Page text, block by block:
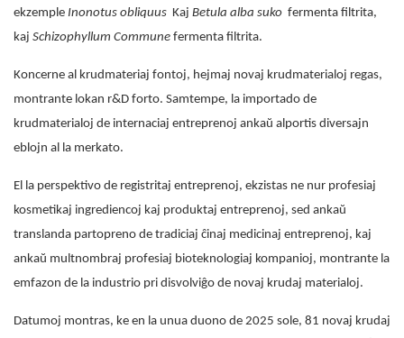
ekzemple Inonotus obliquus Kaj Betula alba suko fermenta filtrita,
kaj Schizophyllum Commune fermenta filtrita.
Koncerne al krudmateriaj fontoj, hejmaj novaj krudmaterialoj regas,
montrante lokan r&D forto. Samtempe, la importado de
krudmaterialoj de internaciaj entreprenoj ankaŭ alportis diversajn
eblojn al la merkato.
El la perspektivo de registritaj entreprenoj, ekzistas ne nur profesiaj
kosmetikaj ingrediencoj kaj produktaj entreprenoj, sed ankaŭ
translanda partopreno de tradiciaj ĉinaj medicinaj entreprenoj, kaj
ankaŭ multnombraj profesiaj bioteknologiaj kompanioj, montrante la
emfazon de la industrio pri disvolviĝo de novaj krudaj materialoj.
Datumoj montras, ke en la unua duono de 2025 sole, 81 novaj krudaj